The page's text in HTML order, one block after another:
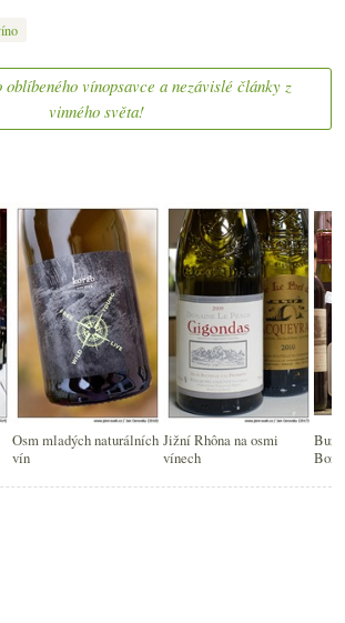
oblíbeného vínopsavce a nezávislé články z
vinného světa!
Osm mladých naturálních
vín
Jižní Rhôna na osmi
vínech